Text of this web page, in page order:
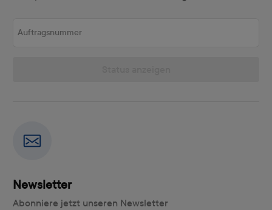
Newsletter
Abonniere jetzt unseren Newsletter